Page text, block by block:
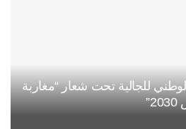
للجالية تحت شعار “مغاربة